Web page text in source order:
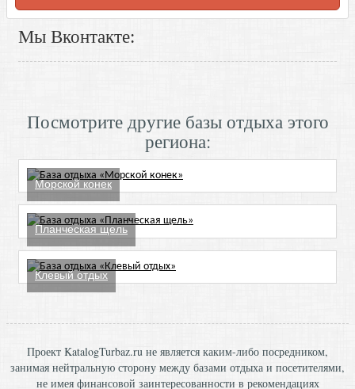
Мы Вконтакте:
Посмотрите другие базы отдыха этого
региона:
Морской конек
Планческая щель
Клевый отдых
Проект KatalogTurbaz.ru не является каким-либо посредником,
занимая нейтральную сторону между базами отдыха и посетителями,
не имея финансовой заинтересованности в рекомендациях